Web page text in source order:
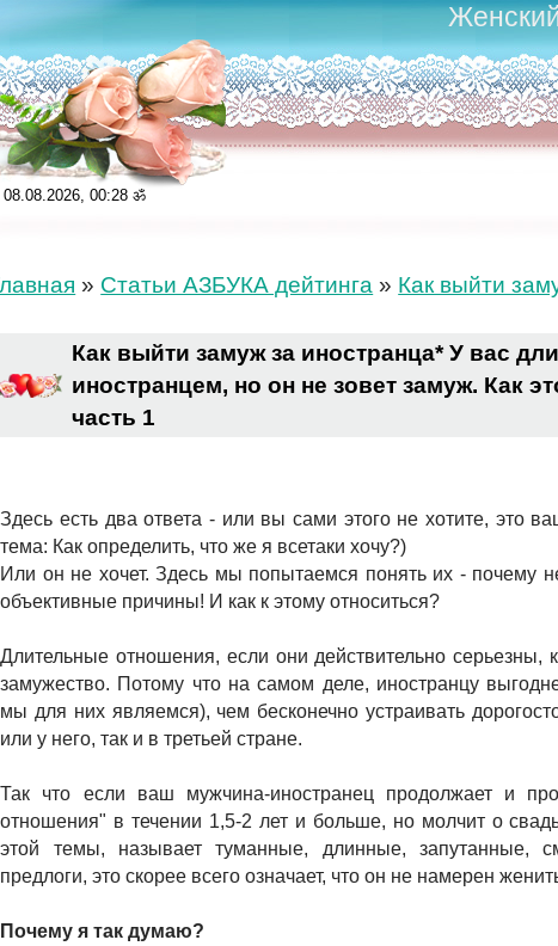
08.08.2026, 00:28 ॐ
» Статьи АЗБУКА дейтинга » Как выйти
Как выйти замуж за иностранца* У вас
иностранцем, но он не зовет замуж. Как
часть 1
Здесь есть два ответа - или вы сами этого не хотите, это
тема: Как определить, что же я всетаки хочу?)
Или он не хочет. Здесь мы попытаемся понять их - почему
объективные причины! И как к этому относиться?
Длительные отношения, если они действительно серьезны,
замужество. Потому что на самом деле, иностранцу
мы для них являемся), чем бесконечно устраивать
или у него, так и в третьей стране.
Так что если ваш мужчина-иностранец продолжает и
отношения" в течении 1,5-2 лет и больше, но молчит о
этой темы, называет туманные, длинные, запутанные,
предлоги, это скорее всего означает, что он не намерен
Почему я так думаю?